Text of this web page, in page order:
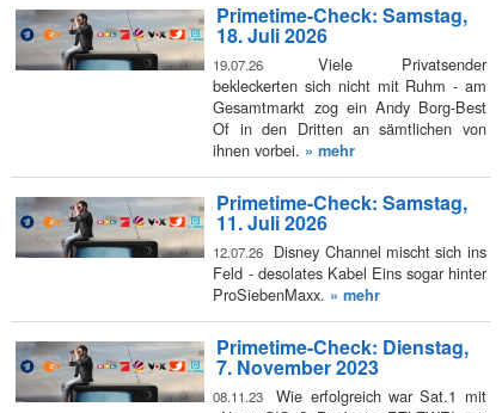
Primetime-Check: Samstag,
18. Juli 2026
19.07.26
Viele Privatsender
bekleckerten sich nicht mit Ruhm - am
Gesamtmarkt zog ein Andy Borg-Best
Of in den Dritten an sämtlichen von
ihnen vorbei. » mehr
Primetime-Check: Samstag,
11. Juli 2026
12.07.26
Disney Channel mischt sich ins
Feld - desolates Kabel Eins sogar hinter
ProSiebenMaxx. » mehr
Primetime-Check: Dienstag,
7. November 2023
08.11.23
Wie erfolgreich war Sat.1 mit